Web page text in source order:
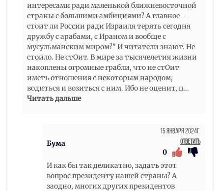
интересами ради маленькой ближневосточной
страны с большими амбициями? А главное –
стоит ли России ради Израиля терять сегодня
дружбу с арабами, с Ираном и вообще с
мусульманским миром?" И читатели знают. Не
стоило. Не стОит. В мире за тысячелетия жизни
накоплены огромные грабли, что не стОит
иметь отношения с некоторым народом,
водиться и возиться с ним. Ибо не оценит, п...
Читать дальше
Бума
15 Января 2024г.
Ответить
0
И как бы так деликатно, задать этот
вопрос президенту нашей страны? А
заодно, многих других президентов